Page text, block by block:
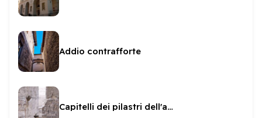
Addio contrafforte
Capitelli dei pilastri dell'arco di Druso